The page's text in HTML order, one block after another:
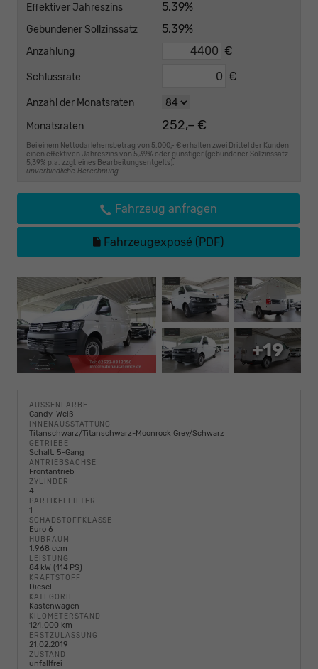
Effektiver Jahreszins 5,39%
Gebundener Sollzinssatz 5,39%
Anzahlung €
Schlussrate €
Anzahl der Monatsraten
Monatsraten
252,– €
Bei einem Nettodarlehensbetrag von 5.000,- € erhalten zwei Drittel der Kunden
einen effektiven Jahreszins von 5,39% oder günstiger (gebundener Sollzinssatz
5,39% p.a. zzgl. eines Bearbeitungsentgelts).
unverbindliche Berechnung
Fahrzeug anfragen
Fahrzeugexposé (PDF)
+19
AUSSENFARBE
Candy-Weiß
INNENAUSSTATTUNG
Titanschwarz/Titanschwarz-Moonrock Grey/Schwarz
GETRIEBE
Schalt. 5-Gang
ANTRIEBSACHSE
Frontantrieb
ZYLINDER
4
PARTIKELFILTER
1
SCHADSTOFFKLASSE
Euro 6
HUBRAUM
1.968 ccm
LEISTUNG
84 kW (114 PS)
KRAFTSTOFF
Diesel
KATEGORIE
Kastenwagen
KILOMETERSTAND
124.000 km
ERSTZULASSUNG
21.02.2019
ZUSTAND
unfallfrei